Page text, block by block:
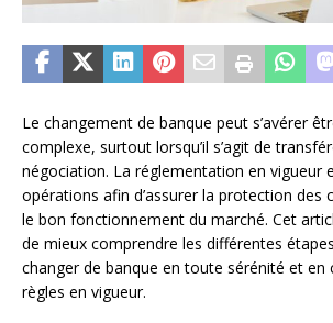
Le changement de banque peut s’avérer
complexe, surtout lorsqu’il s’agit de
négociation. La réglementation en vigueur
opérations afin d’assurer la protection des
le bon fonctionnement du marché. Cet
de mieux comprendre les différentes
changer de banque en toute sérénité et en
règles en vigueur.